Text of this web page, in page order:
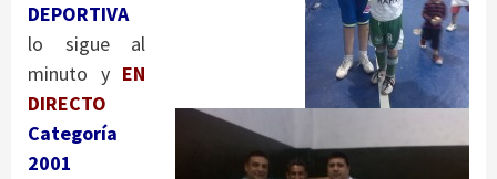
DEPORTIVA
lo sigue al
minuto y EN
DIRECTO
Categoría
2001